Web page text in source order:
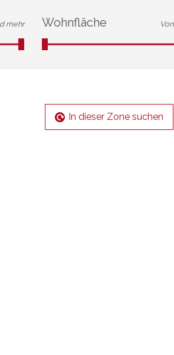
mehr Wohnfläche Von
In dieser Zone suchen